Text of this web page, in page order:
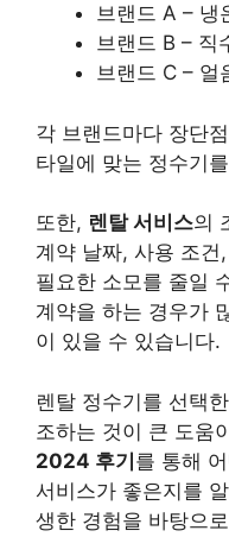
브랜드 A – 냉
브랜드 B – 직
브랜드 C – 얼
각 브랜드마다 장단
타일에 맞는 정수기
또한, 렌탈 서비스의
계약 날짜, 사용 조
필요한 소모를 줄일
계약을 하는 경우가
이 있을 수 있습니다.
렌탈 정수기를 선택
조하는 것이 큰 도움
2024 후기를 통해
서비스가 좋은지를
생한 경험을 바탕으